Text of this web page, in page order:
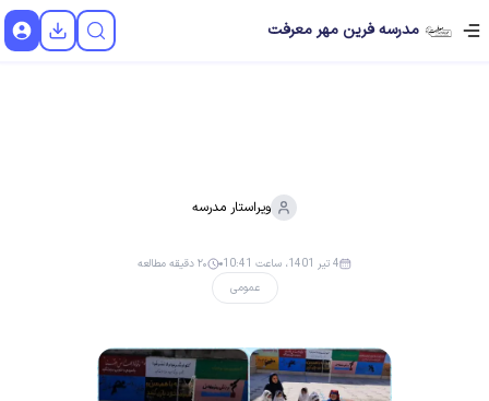
مدرسه فرین مهر معرفت
ویراستار مدرسه
عمومی
4 تیر 1401، ساعت 10:41 ۲۰ دقیقه مطالعه